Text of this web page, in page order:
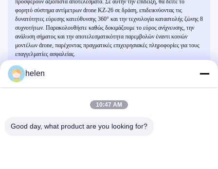
προσφέρουν αξιόπιστα αποτελέσματα. Σε αυτήν την επίδειξη, θα δείτε το
φορητό σύστημα αντίμετρων drone KZ-26 σε δράση, επιδεικνύοντας τις
δυνατότητες εύρεσης κατεύθυνσης 360° και την τεχνολογία καταστολής ζώνης 8
συχνοτήτων. Παρακολουθήστε καθώς δοκιμάζουμε το εύρος ανίχνευσης, την
ανάλυση σήματος και την αποτελεσματικότητα παρεμβολών έναντι κοινών
μοντέλων drone, παρέχοντας πραγματικές επιχειρησιακές πληροφορίες για τους
επαγγελματίες ασφαλείας.
helen
10:47 AM
Good day, what product are you looking for?